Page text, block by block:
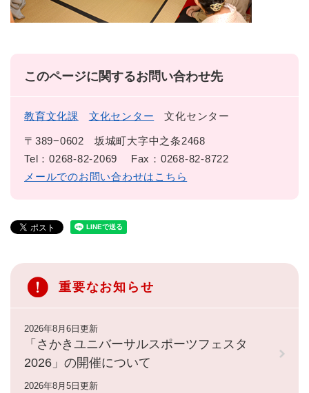
このページに関するお問い合わせ先
教育文化課 文化センター 文化センター
〒389−0602
坂城町大字中之条2468
Tel：0268-82-2069
Fax：0268-82-8722
メールでのお問い合わせはこちら
重要なお知らせ
2026年8月6日更新
「さかきユニバーサルスポーツフェスタ
2026」の開催について
2026年8月5日更新